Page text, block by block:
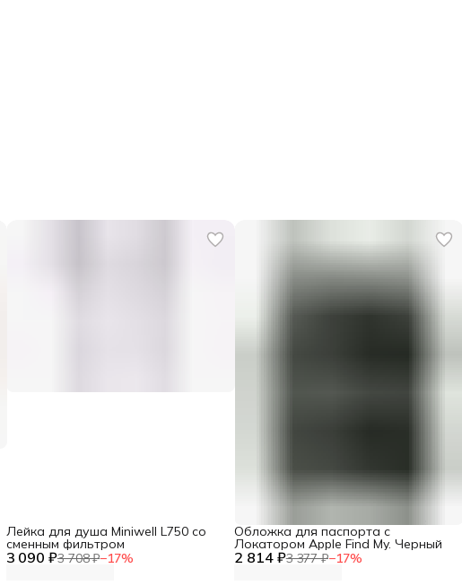
3 090 ₽3 708 ₽−17%
Лейка для душа Miniwell L750 со
сменным фильтром
2 814 ₽3 377 ₽−17%
Обложка для паспорта с
Локатором Apple Find My. Черный